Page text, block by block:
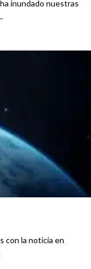
inundado nuestras
con la noticia en